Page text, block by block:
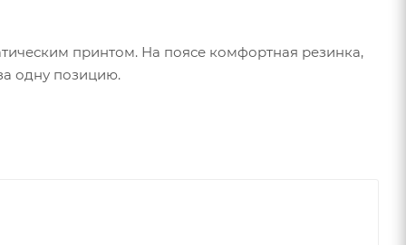
принтом. На поясе комфортная резинка,
одну позицию.